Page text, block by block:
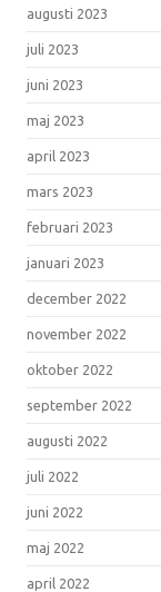
augusti 2023
juli 2023
juni 2023
maj 2023
april 2023
mars 2023
februari 2023
januari 2023
december 2022
november 2022
oktober 2022
september 2022
augusti 2022
juli 2022
juni 2022
maj 2022
april 2022